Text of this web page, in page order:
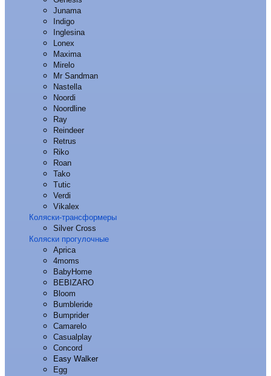
Junama
Indigo
Inglesina
Lonex
Maxima
Mirelo
Mr Sandman
Nastella
Noordi
Noordline
Ray
Reindeer
Retrus
Riko
Roan
Tako
Tutic
Verdi
Vikalex
Коляски-трансформеры
Silver Cross
Коляски прогулочные
Aprica
4moms
BabyHome
BEBIZARO
Bloom
Bumbleride
Bumprider
Camarelo
Casualplay
Concord
Easy Walker
Egg